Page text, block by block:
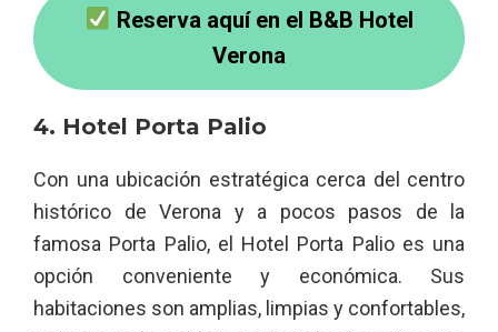
Reserva aquí en el B&B Hotel
Verona
4. Hotel Porta Palio
Con una ubicación estratégica cerca del centro
histórico de Verona y a pocos pasos de la
famosa Porta Palio, el Hotel Porta Palio es una
opción conveniente y económica. Sus
habitaciones son amplias, limpias y confortables,